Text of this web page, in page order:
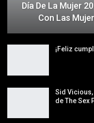
Día De La Mujer
Con Las
¡Feliz
Sid
de The Sex